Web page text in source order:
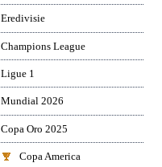
Eredivisie
Champions League
Ligue 1
Mundial 2026
Copa Oro 2025
Copa America